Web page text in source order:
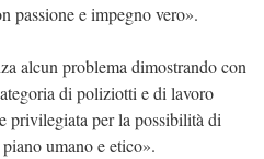
passione e impegno vero».
alcun problema dimostrando con
di poliziotti e di lavoro
privilegiata per la possibilità di
umano e etico».